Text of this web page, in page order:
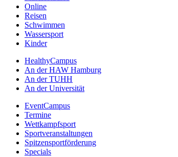
Online
Reisen
Schwimmen
Wassersport
Kinder
HealthyCampus
An der HAW Hamburg
An der TUHH
An der Universität
EventCampus
Termine
Wettkampfsport
Sportveranstaltungen
Spitzensportförderung
Specials